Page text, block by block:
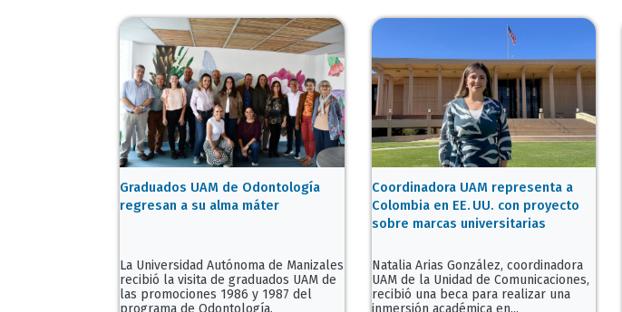
Graduados UAM de Odontología
regresan a su alma máter
La Universidad Autónoma de Manizales
recibió la visita de graduados UAM de
las promociones 1986 y 1987 del
Coordinadora UAM representa a
Colombia en EE. UU. con proyecto
sobre marcas universitarias
Natalia Arias González, coordinadora
UAM de la Unidad de Comunicaciones,
recibió una beca para realizar una